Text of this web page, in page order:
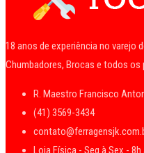
18 anos de experiência no varejo
Chumbadores, Brocas e todos
R. Maestro Francisco
(41) 3569-3434
Loja Física - Seg à Sex - 8h